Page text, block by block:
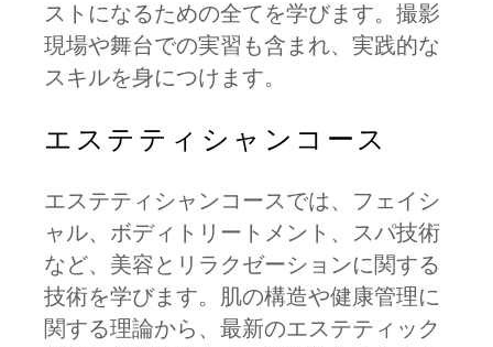
ストになるための全てを学びます。撮影
現場や舞台での実習も含まれ、実践的な
スキルを身につけます。
エステティシャンコース
エステティシャンコースでは、フェイシ
ャル、ボディトリートメント、スパ技術
など、美容とリラクゼーションに関する
技術を学びます。肌の構造や健康管理に
関する理論から、最新のエステティック